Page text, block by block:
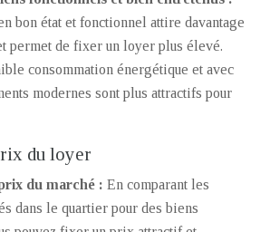
bon état et fonctionnel attire davantage
permet de fixer un loyer plus élevé.
consommation énergétique et avec
modernes sont plus attractifs pour
du loyer
du marché : En comparant les
dans le quartier pour des biens